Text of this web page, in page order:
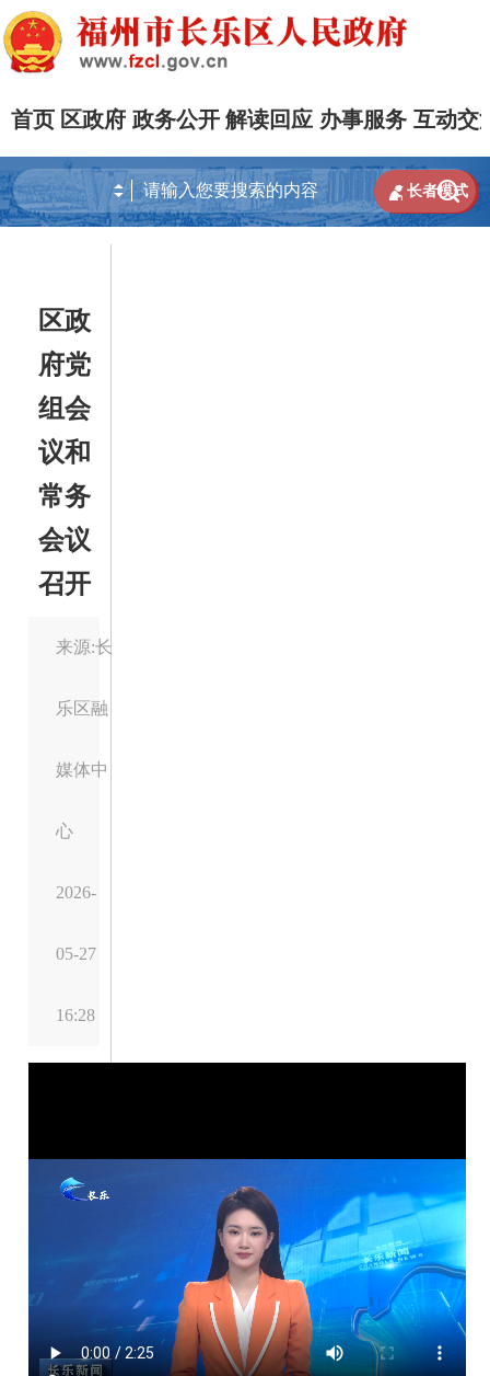
首页 区政府 政务公开 解读回应 办事服务 互动交

 长者模式
区政
府党
组会
议和
常务
会议
召开
来源:长
乐区融
媒体中
心
2026-
05-27
16:28